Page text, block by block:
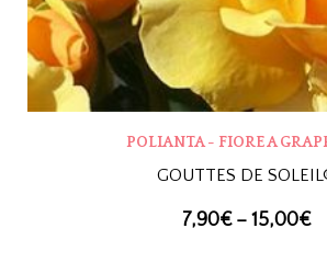
POLIANTA - FIORE A
GOUTTES DE
7,90€– 15,00€